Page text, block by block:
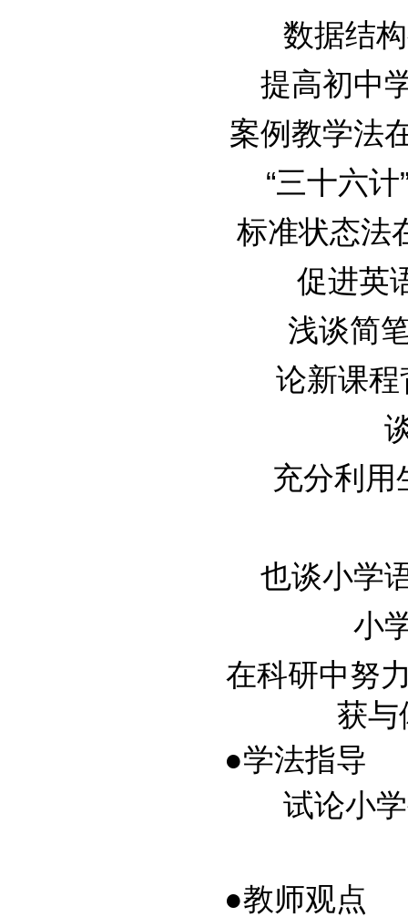
数据结
提高初中
案例教学法
“三十六
标准状态法
促进英
浅谈简
论新课程
充分利用
也谈小学
小
在科研中努
获与
●学法指导
试论小
●教师观点